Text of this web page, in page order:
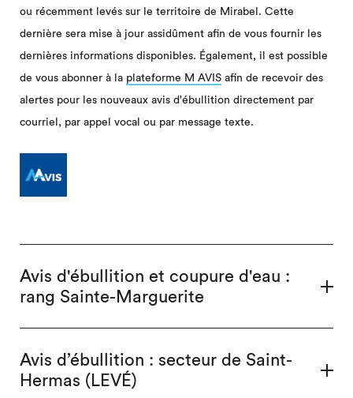
ou récemment levés sur le territoire de Mirabel. Cette
dernière sera mise à jour assidûment afin de vous fournir les
dernières informations disponibles. Également, il est possible
de vous abonner à la plateforme M AVIS afin de recevoir des
alertes pour les nouveaux avis d'ébullition directement par
courriel, par appel vocal ou par message texte.
Avis d'ébullition et coupure d'eau :
rang Sainte-Marguerite
Avis d’ébullition : secteur de Saint-
Hermas (LEVÉ)